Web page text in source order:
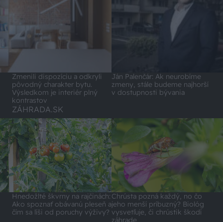
Zmenili dispozíciu a odkryli
pôvodný charakter bytu.
Výsledkom je interiér plný
kontrastov
Ján Palenčár: Ak neurobíme
zmeny, stále budeme najhorší
v dostupnosti bývania
ZÁHRADA.SK
Hnedožlté škvrny na rajčinách:
Ako spoznať obávanú pleseň a
čím sa líši od poruchy výživy?
Chrústa pozná každý, no čo
jeho menší príbuzný? Biológ
vysvetľuje, či chrústik škodí
záhrade